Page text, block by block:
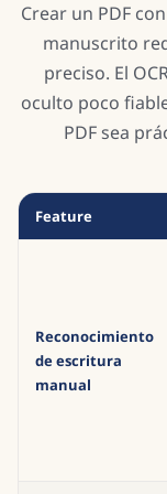
Crear un PDF
manuscrito
preciso. El
oculto poco
PDF sea
Feature
Reconocimiento
de escritura
manual